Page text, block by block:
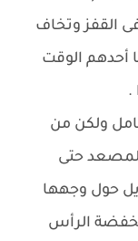
القفز وتخاف
أحدهم الوقت
.
ولكن من
حتى
حول وجهها
الرأس